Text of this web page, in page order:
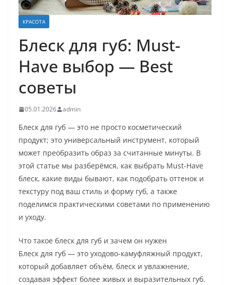
КРАСОТА
Блеск для губ: Must-
Have выбор — Best
советы
05.01.2026 admin
Блеск для губ — это не просто косметический
продукт; это универсальный инструмент, который
может преобразить образ за считанные минуты. В
этой статье мы разберёмся, как выбрать Must-Have
блеск, какие виды бывают, как подобрать оттенок и
текстуру под ваш стиль и форму губ, а также
поделимся практическими советами по применению
и уходу.
Что такое блеск для губ и зачем он нужен
Блеск для губ — это уходово-камуфляжный продукт,
который добавляет объём, блеск и увлажнение,
создавая эффект более живых и выразительных губ.